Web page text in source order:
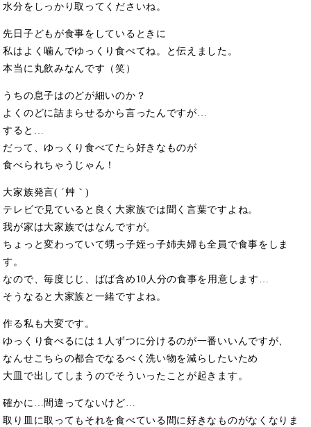
水分をしっかり取ってくださいね。
先日子どもが食事をしているときに
私はよく噛んでゆっくり食べてね。と伝えました。
本当に丸飲みなんです（笑）
うちの息子はのどが細いのか？
よくのどに詰まらせるから言ったんですが…
すると…
だって、ゆっくり食べてたら好きなものが
食べられちゃうじゃん！
大家族発言( ´艸｀)
テレビで見ていると良く大家族では聞く言葉ですよね。
我が家は大家族ではなんですが。
ちょっと変わっていて甥っ子姪っ子姉夫婦も全員で食事をしま
す。
なので、毎度じじ、ばば含め10人分の食事を用意します…
そうなると大家族と一緒ですよね。
作る私も大変です。
ゆっくり食べるには１人ずつに分けるのが一番いいんですが、
なんせこちらの都合でなるべく洗い物を減らしたいため
大皿で出してしまうのでそういったことが起きます。
確かに…間違ってないけど…
取り皿に取ってもそれを食べている間に好きなものがなくなりま